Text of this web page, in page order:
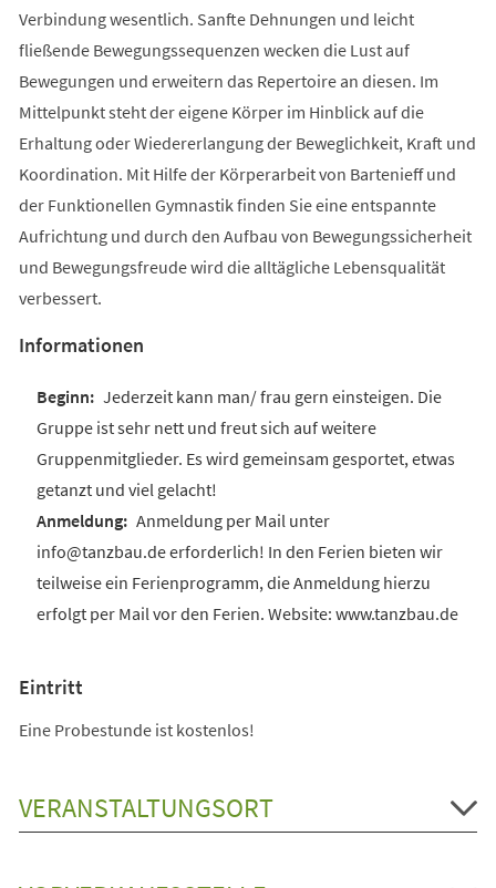
Verbindung wesentlich. Sanfte Dehnungen und leicht
fließende Bewegungssequenzen wecken die Lust auf
Bewegungen und erweitern das Repertoire an diesen. Im
Mittelpunkt steht der eigene Körper im Hinblick auf die
Erhaltung oder Wiedererlangung der Beweglichkeit, Kraft und
Koordination. Mit Hilfe der Körperarbeit von Bartenieff und
der Funktionellen Gymnastik finden Sie eine entspannte
Aufrichtung und durch den Aufbau von Bewegungssicherheit
und Bewegungsfreude wird die alltägliche Lebensqualität
verbessert.
Informationen
Jederzeit kann man/ frau gern einsteigen. Die
Gruppe ist sehr nett und freut sich auf weitere
Gruppenmitglieder. Es wird gemeinsam gesportet, etwas
getanzt und viel gelacht!
Anmeldung per Mail unter
info@tanzbau.de erforderlich! In den Ferien bieten wir
teilweise ein Ferienprogramm, die Anmeldung hierzu
erfolgt per Mail vor den Ferien. Website: www.tanzbau.de
Eintritt
Eine Probestunde ist kostenlos!
VERANSTALTUNGSORT